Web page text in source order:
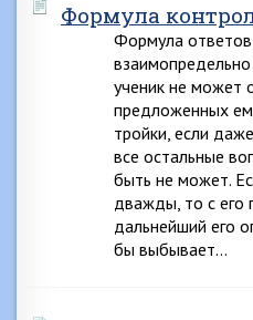
Формула
Формула
взаимопредельно
ученик не может
предложенных
тройки, если
все остальные
быть не может.
дважды, то с его
дальнейший его
бы выбывает…